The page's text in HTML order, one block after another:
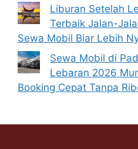
Liburan Setelah
Terbaik Jalan-
Sewa Mobil Biar Lebih
Sewa Mobil di
Lebaran 2026
Booking Cepat Tanpa